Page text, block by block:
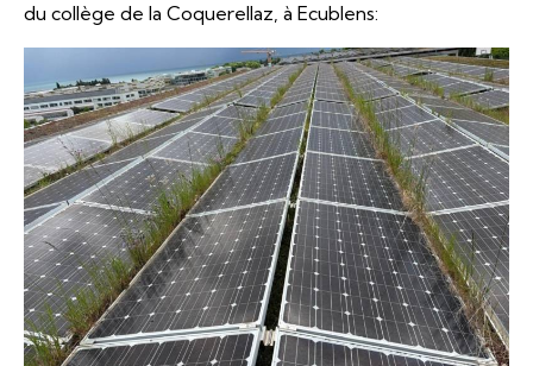
du collège de la Coquerellaz, à Ecublens: